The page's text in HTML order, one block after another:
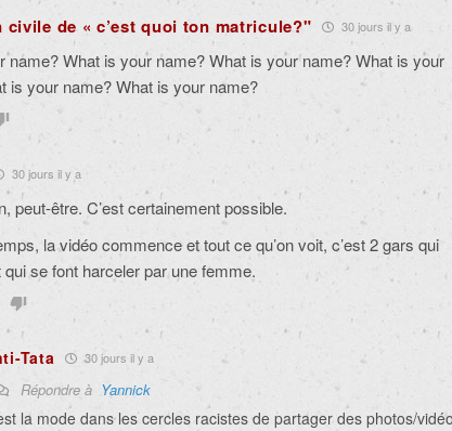
civile de « c’est quoi ton matricule?" 30 jours il y a
name? What is your name? What is your name? What is your
is your name? What is your name?
30 jours il y a
peut-être. C’est certainement possible.
la vidéo commence et tout ce qu’on voit, c’est 2 gars qui
se font harceler par une femme.
Tata 30 jours il y a
Répondre à Yannick
la mode dans les cercles racistes de partager des photos/